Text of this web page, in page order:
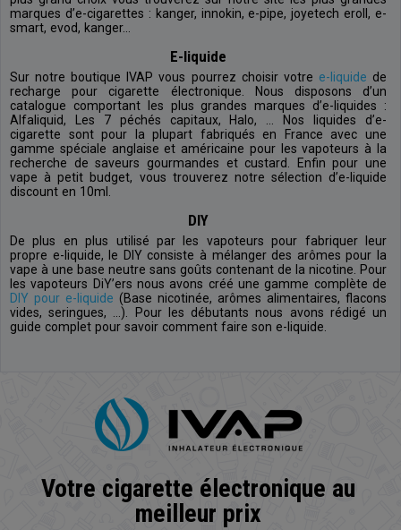
marques d’e-cigarettes : kanger, innokin, e-pipe, joyetech eroll, e-
smart, evod, kanger...
E-liquide
Sur notre boutique IVAP vous pourrez choisir votre e-liquide de
recharge pour cigarette électronique. Nous disposons d’un
catalogue comportant les plus grandes marques d’e-liquides :
Alfaliquid, Les 7 péchés capitaux, Halo, … Nos liquides d’e-
cigarette sont pour la plupart fabriqués en France avec une
gamme spéciale anglaise et américaine pour les vapoteurs à la
recherche de saveurs gourmandes et custard. Enfin pour une
vape à petit budget, vous trouverez notre sélection d’e-liquide
discount en 10ml.
DIY
De plus en plus utilisé par les vapoteurs pour fabriquer leur
propre e-liquide, le DIY consiste à mélanger des arômes pour la
vape à une base neutre sans goûts contenant de la nicotine. Pour
les vapoteurs DiY’ers nous avons créé une gamme complète de
DIY pour e-liquide (Base nicotinée, arômes alimentaires, flacons
vides, seringues, ...). Pour les débutants nous avons rédigé un
guide complet pour savoir comment faire son e-liquide.
Votre cigarette électronique au
meilleur prix